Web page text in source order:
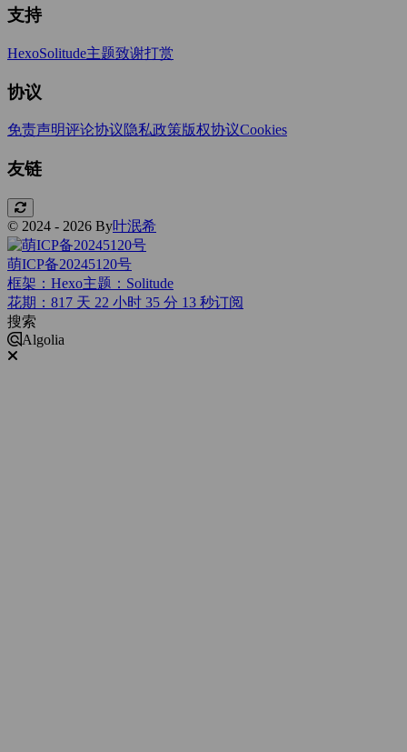
支持
HexoSolitude主题致谢打赏
协议
免责声明评论协议隐私政策版权协议Cookies
友链
© 2024 - 2026 By叶泯希
萌ICP备20245120号
框架：Hexo主题：Solitude
花期：817 天 22 小时 35 分 14 秒订阅
搜索
Algolia